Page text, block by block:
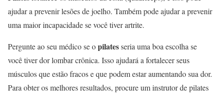
ajudar a prevenir lesões de joelho. Também pode ajudar a prevenir
uma maior incapacidade se você tiver artrite.
Pergunte ao seu médico se opilatesseria uma boa escolha se
você tiver dor lombar crônica. Isso ajudará a fortalecer seus
músculos que estão fracos e que podem estar aumentando sua dor.
Para obter os melhores resultados, procure um instrutor de pilates